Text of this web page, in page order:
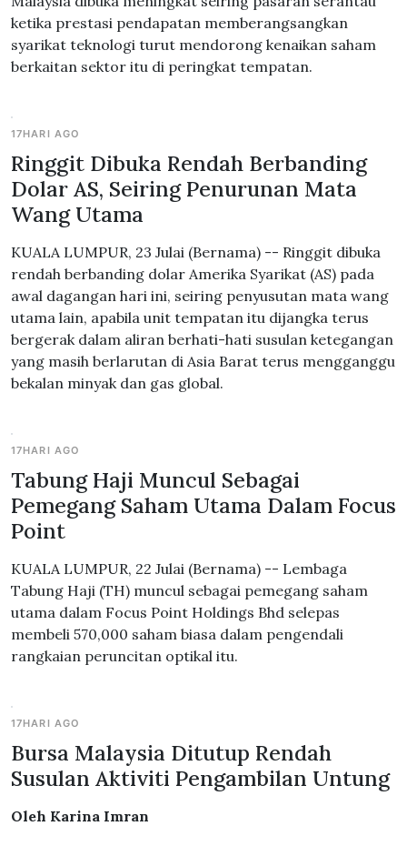
ketika prestasi pendapatan memberangsangkan
syarikat teknologi turut mendorong kenaikan saham
berkaitan sektor itu di peringkat tempatan.
17HARI AGO
Ringgit Dibuka Rendah Berbanding
Dolar AS, Seiring Penurunan Mata
Wang Utama
KUALA LUMPUR, 23 Julai (Bernama) -- Ringgit dibuka
rendah berbanding dolar Amerika Syarikat (AS) pada
awal dagangan hari ini, seiring penyusutan mata wang
utama lain, apabila unit tempatan itu dijangka terus
bergerak dalam aliran berhati-hati susulan ketegangan
yang masih berlarutan di Asia Barat terus mengganggu
bekalan minyak dan gas global.
17HARI AGO
Tabung Haji Muncul Sebagai
Pemegang Saham Utama Dalam Focus
Point
KUALA LUMPUR, 22 Julai (Bernama) -- Lembaga
Tabung Haji (TH) muncul sebagai pemegang saham
utama dalam Focus Point Holdings Bhd selepas
membeli 570,000 saham biasa dalam pengendali
rangkaian peruncitan optikal itu.
17HARI AGO
Bursa Malaysia Ditutup Rendah
Susulan Aktiviti Pengambilan Untung
Oleh Karina Imran